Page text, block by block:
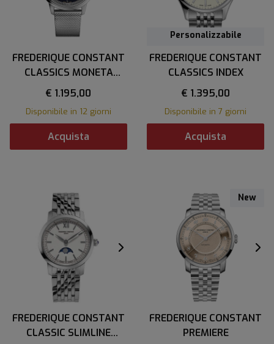
FREDERIQUE CONSTANT
CLASSICS MONETA
MOONPHASE
€ 1.195,00
Disponibile in 12 giorni
Acquista
Personalizzabile
FREDERIQUE CONSTANT
CLASSICS INDEX
€ 1.395,00
Disponibile in 7 giorni
Acquista
FREDERIQUE CONSTANT
CLASSIC SLIMLINE
New
FREDERIQUE CONSTANT
PREMIERE